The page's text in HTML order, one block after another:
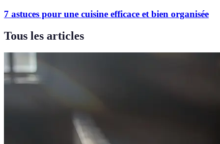
7 astuces pour une cuisine efficace et bien organisée
Tous les articles